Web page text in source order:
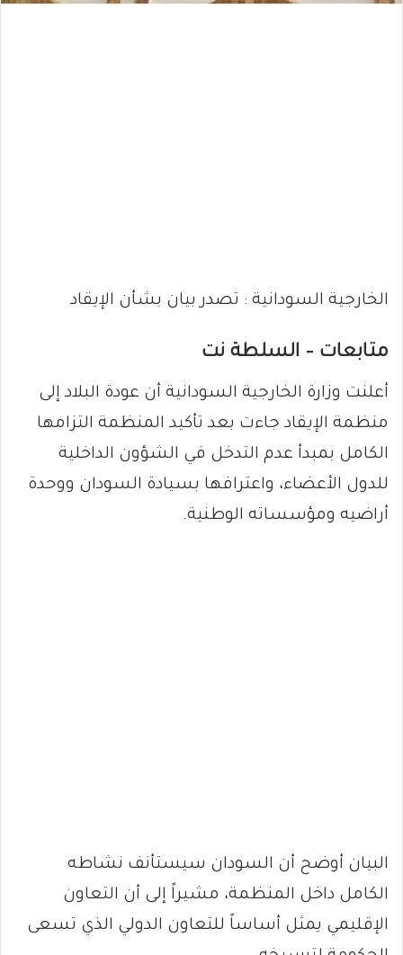
الخارجية السودانية : تصدر بيان بشأن الإيقاد
متابعات – السلطة نت
أعلنت وزارة الخارجية السودانية أن عودة البلاد إلى
منظمة الإيقاد جاءت بعد تأكيد المنظمة التزامها
الكامل بمبدأ عدم التدخل في الشؤون الداخلية
للدول الأعضاء، واعترافها بسيادة السودان ووحدة
أراضيه ومؤسساته الوطنية.
البيان أوضح أن السودان سيستأنف نشاطه
الكامل داخل المنظمة، مشيراً إلى أن التعاون
الإقليمي يمثل أساساً للتعاون الدولي الذي تسعى